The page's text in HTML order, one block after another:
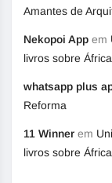
Amantes de
Nekopoi App em
livros sobre
whatsapp plus
Reforma
11 Winner em
livros sobre